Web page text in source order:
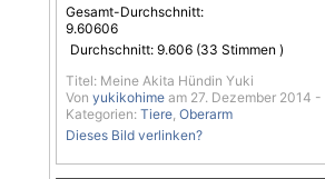
Gesamt-Durchschnitt:
9.60606
Durchschnitt: 9.606 (33 Stimmen )
Titel: Meine Akita Hündin Yuki
Von yukikohime am 27. Dezember 2014 -
Kategorien: Tiere, Oberarm
Dieses Bild verlinken?